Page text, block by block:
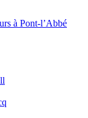
à Pont-l’Abbé